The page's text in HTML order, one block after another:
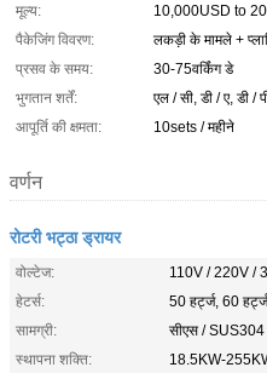
मूल्य:
10,000USD to
पैकेजिंग विवरण:
लकड़ी के मामले +
प्रसव के समय:
30-75वर्किंग डे
भुगतान शर्तें:
एल / सी, डी / ए, डी /
आपूर्ति की क्षमता:
10sets / महीने
वर्णन
रोटरी भट्ठा ड्रायर
वोल्टेज:
110V / 220V /
हेटर्स:
50 हर्ट्ज, 60 हर्ट्ज
सामग्री:
सीएस /
स्थापना शक्ति:
18.5KW-